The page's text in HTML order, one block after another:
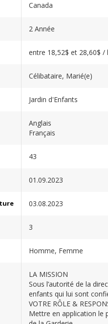
Canada
2 Année
entre 18,52$ et 28,60$ /
Célibataire, Marié(e)
Jardin d'Enfants
Anglais
Français
43
01.09.2023
03.08.2023
3
Homme, Femme
LA MISSION
Sous l’autorité de la
enfants qui lui sont
VOTRE RÔLE &
Mettre en application le